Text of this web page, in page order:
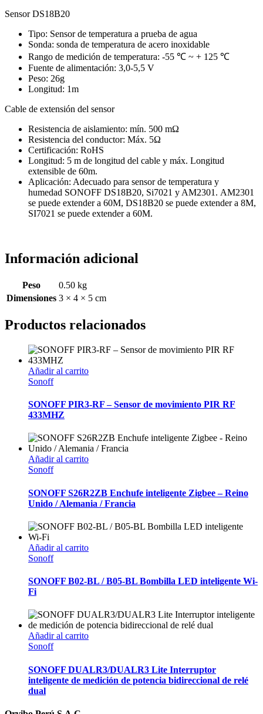
Sensor DS18B20
Tipo: Sensor de temperatura a prueba de agua
Sonda: sonda de temperatura de acero inoxidable
Rango de medición de temperatura: -55 ℃ ~ + 125 ℃
Fuente de alimentación: 3,0-5,5 V
Peso: 26g
Longitud: 1m
Cable de extensión del sensor
Resistencia de aislamiento: mín. 500 mΩ
Resistencia del conductor: Máx. 5Ω
Certificación: RoHS
Longitud: 5 m de longitud del cable y máx. Longitud
extensible de 60m.
Aplicación: Adecuado para sensor de temperatura y
humedad SONOFF DS18B20, Si7021 y AM2301. AM2301
se puede extender a 60M, DS18B20 se puede extender a 8M,
SI7021 se puede extender a 60M.
Información adicional
Peso
0.50 kg
Dimensiones 3 × 4 × 5 cm
Productos relacionados
Añadir al carrito
Sonoff
SONOFF PIR3-RF – Sensor de movimiento PIR RF
433MHZ
Añadir al carrito
Sonoff
SONOFF S26R2ZB Enchufe inteligente Zigbee – Reino
Unido / Alemania / Francia
Añadir al carrito
Sonoff
SONOFF B02-BL / B05-BL Bombilla LED inteligente Wi-
Fi
Añadir al carrito
Sonoff
SONOFF DUALR3/DUALR3 Lite Interruptor
inteligente de medición de potencia bidireccional de relé
dual